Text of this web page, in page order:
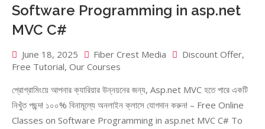
Software Programming in asp.net
MVC C#
June 18, 2025 Fiber Crest Media Discount Offer,
Free Tutorial, Our Courses
প্রোগ্রামিংয়ে আপনার ক্যারিয়ার উন্নয়নের জন্য, Asp.net MVC হতে পারে একটি
নিখুঁত পছন্দ! ১০০% বিনামূল্যে অনলাইন ক্লাসে যোগদান করুন! – Free Online
Classes on Software Programming in asp.net MVC C# To